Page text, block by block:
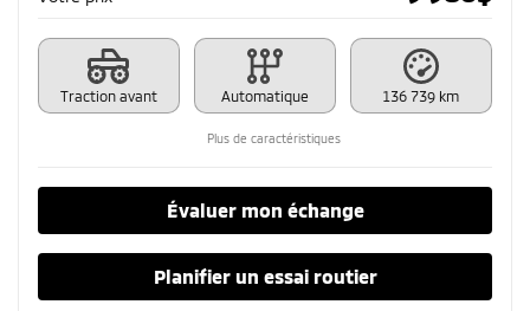
Traction avant Automatique 136 739 km
Plus de caractéristiques
Évaluer mon échange
Planifier un essai routier